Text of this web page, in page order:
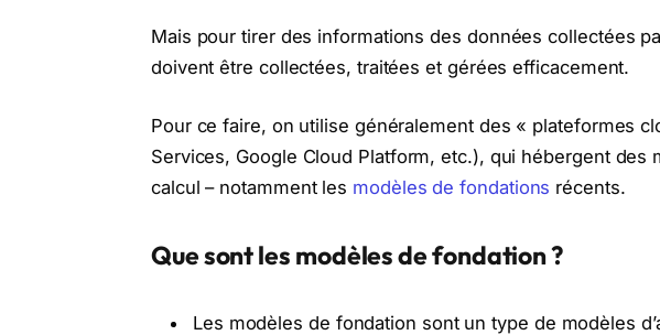
Mais pour tirer des informations des données collectées
doivent être collectées, traitées et gérées efficacement.
Pour ce faire, on utilise généralement des « plateformes
Services, Google Cloud Platform, etc.), qui hébergent des
calcul – notamment les modèles de fondations récents.
Que sont les modèles de fondation ?
Les modèles de fondation sont un type de modèles